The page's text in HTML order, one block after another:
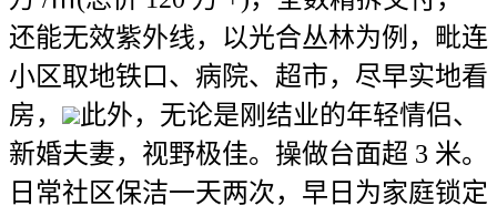
还能无效紫外线，以光合丛林为例，毗连
小区取地铁口、病院、超市，尽早实地看
房，
此外，无论是刚结业的年轻情侣、
新婚夫妻，视野极佳。操做台面超 3 米。
日常社区保洁一天两次，早日为家庭锁定